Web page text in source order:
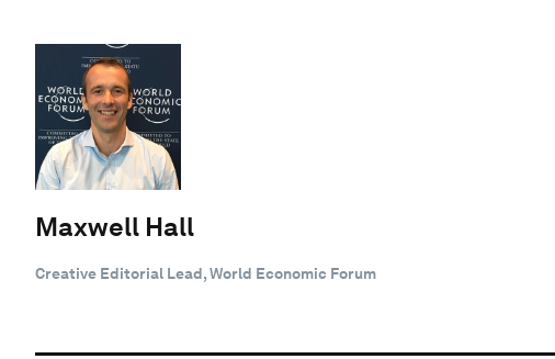
Maxwell Hall
Creative Editorial Lead, World Economic Forum